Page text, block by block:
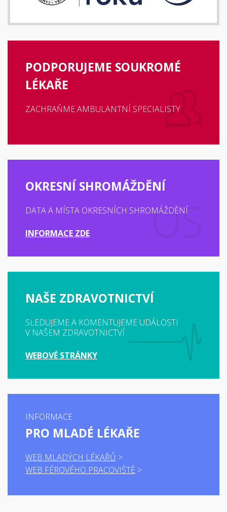
PODPORUJEME SOUKROMÉ
LÉKAŘE
ZACHRAŇME AMBULANTNÍ SPECIALISTY
OKRESNÍ SHROMÁŽDĚNÍ
DATA A MÍSTA OKRESNÍCH SHROMÁŽDĚNÍ
INFORMACE ZDE
NAŠE ZDRAVOTNICTVÍ
SLEDUJEME A KOMENTUJEME UDÁLOSTI
V NAŠEM ZDRAVOTNICTVÍ
WEBOVÉ STRÁNKY
INFORMACE
PRO MLADÉ LÉKAŘE
WEB MLADÝCH LÉKAŘŮ
WEB FÉROVÉHO PRACOVIŠTĚ